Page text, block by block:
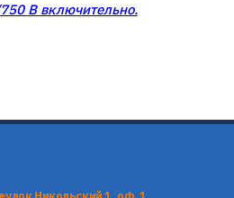
В включительно.